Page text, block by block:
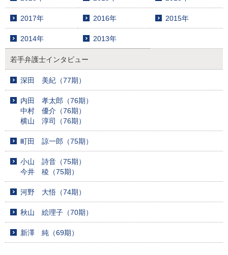
2017年 2016年 2015年
2014年 2013年
若手弁護士インタビュー
深田 美紀（77期）
内田 孝太郎（76期）
中村 優介（76期）
横山 淳司（76期）
町田 諒一郎（75期）
小山 詩音（75期）
今井 稜（75期）
河野 大悟（74期）
秋山 絵理子（70期）
新澤 純（69期）